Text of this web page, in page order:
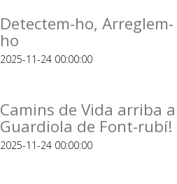
Detectem-ho, Arreglem-
ho
2025-11-24 00:00:00
Camins de Vida arriba a
Guardiola de Font-rubí!
2025-11-24 00:00:00